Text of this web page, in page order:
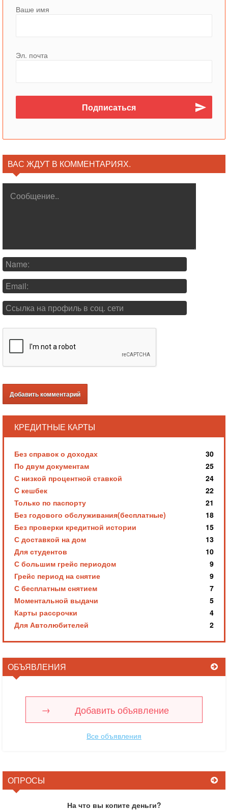
Ваше имя
Эл. почта
ВАС ЖДУТ В КОММЕНТАРИЯХ.
КРЕДИТНЫЕ КАРТЫ
Без справок о доходах
30
По двум документам
25
С низкой процентной ставкой
24
C кешбек
22
Только по паспорту
21
Без годового обслуживания(бесплатные)
18
Без проверки кредитной истории
15
С доставкой на дом
13
Для студентов
10
С большим грейс периодом
9
Грейс период на снятие
9
С бесплатным снятием
7
Моментальной выдачи
5
Карты рассрочки
4
Для Автолюбителей
2
ОБЪЯВЛЕНИЯ
Добавить объявление
Все объявления
ОПРОСЫ
На что вы копите деньги?